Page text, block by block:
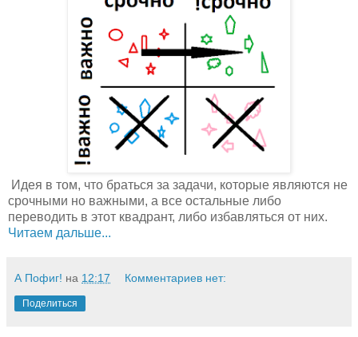
Идея в том, что браться за задачи, которые являются не
срочными но важными, а все остальные либо
переводить в этот квадрант, либо избавляться от них.
Читаем дальше...
А Пофиг! на 12:17 Комментариев нет:
Поделиться